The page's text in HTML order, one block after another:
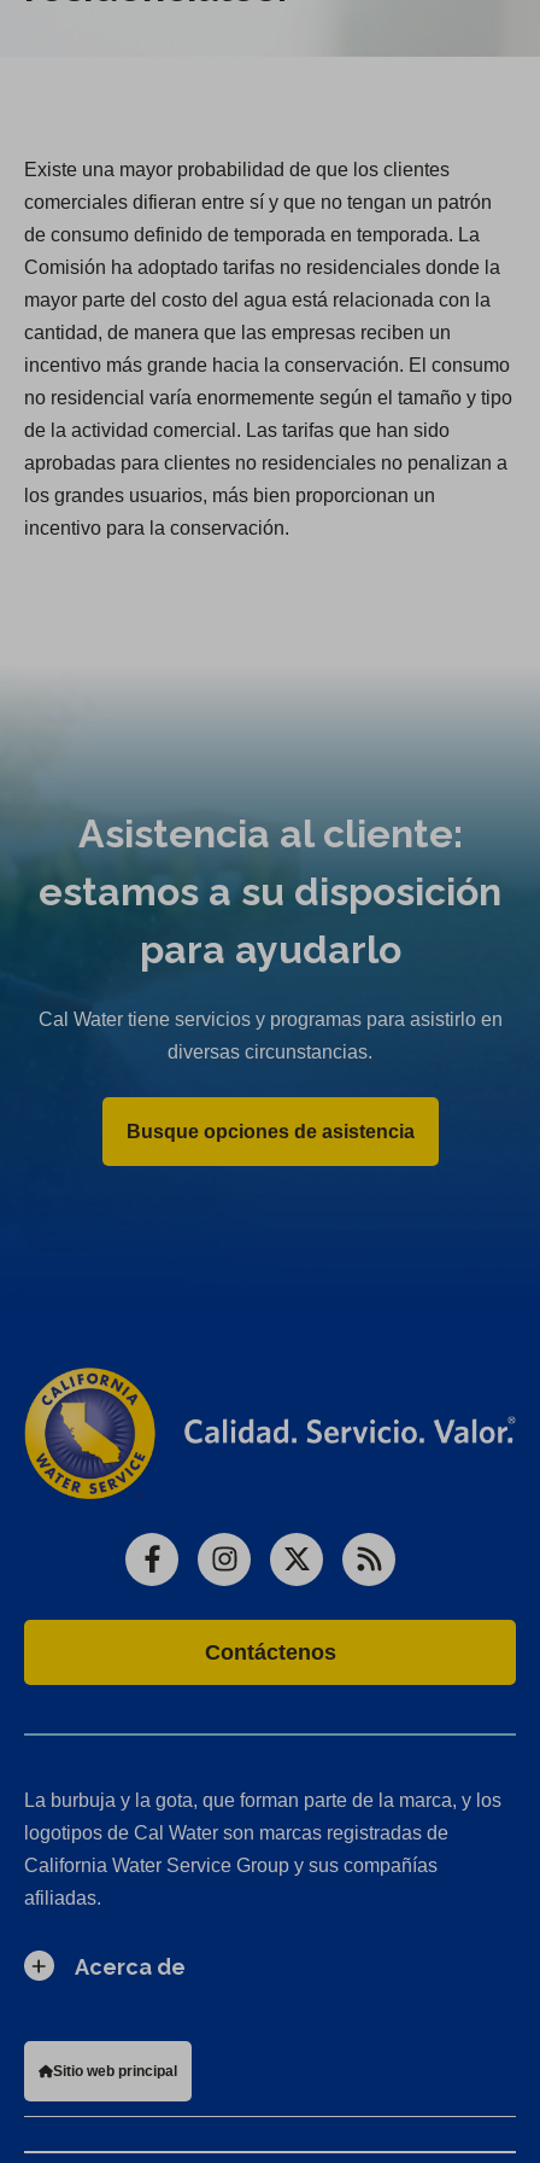
Existe una mayor probabilidad de que los clientes
comerciales difieran entre sí y que no tengan un patrón
de consumo definido de temporada en temporada. La
Comisión ha adoptado tarifas no residenciales donde la
mayor parte del costo del agua está relacionada con la
cantidad, de manera que las empresas reciben un
incentivo más grande hacia la conservación. El consumo
no residencial varía enormemente según el tamaño y tipo
de la actividad comercial. Las tarifas que han sido
aprobadas para clientes no residenciales no penalizan a
los grandes usuarios, más bien proporcionan un
incentivo para la conservación.
Asistencia al cliente:
estamos a su disposición
para ayudarlo
Cal Water tiene servicios y programas para asistirlo en
diversas circunstancias.
Busque opciones de asistencia
FacebookInstagram
X RSS
Contáctenos
La burbuja y la gota, que forman parte de la marca, y los
logotipos de Cal Water son marcas registradas de
California Water Service Group y sus compañías
afiliadas.
Acerca de
Sitio web principal